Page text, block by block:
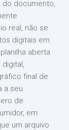
do documento,
real, não se
digitais em
aberta
digital,
final de
a seu
de
em
um arquivo